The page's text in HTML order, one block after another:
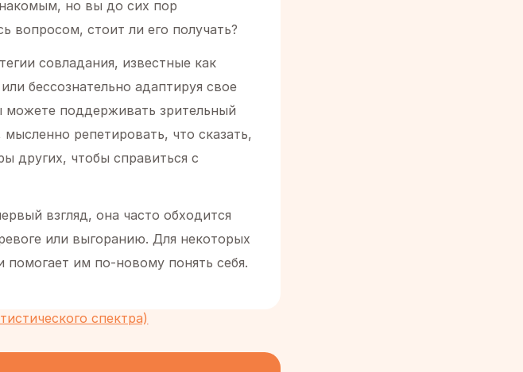
но вы до сих пор
вопросом, стоит ли его получать?
совладания, известные как
бессознательно адаптируя свое
поддерживать зрительный
репетировать, что сказать,
других, чтобы справиться с
взгляд, она часто обходится
или выгоранию. Для некоторых
помогает им по-новому понять себя.
спектра)